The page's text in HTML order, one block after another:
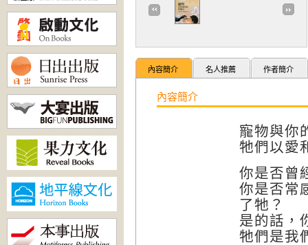
內容簡介 名人推薦 作者簡介
內容簡介
寵物與你
牠們以愛
你是否曾
你是否常
了牠？
是的話，
牠們是我